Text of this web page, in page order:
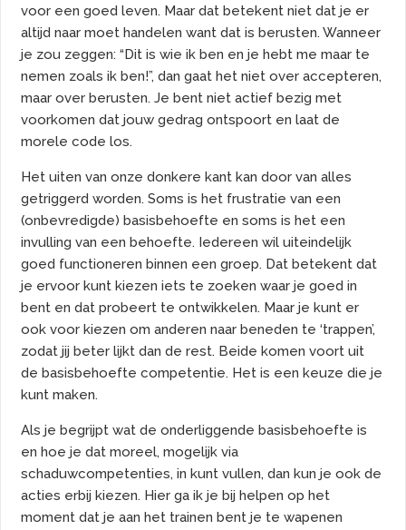
voor een goed leven. Maar dat betekent niet dat je er
altijd naar moet handelen want dat is berusten. Wanneer
je zou zeggen: “Dit is wie ik ben en je hebt me maar te
nemen zoals ik ben!”, dan gaat het niet over accepteren,
maar over berusten. Je bent niet actief bezig met
voorkomen dat jouw gedrag ontspoort en laat de
morele code los.
Het uiten van onze donkere kant kan door van alles
getriggerd worden. Soms is het frustratie van een
(onbevredigde) basisbehoefte en soms is het een
invulling van een behoefte. Iedereen wil uiteindelijk
goed functioneren binnen een groep. Dat betekent dat
je ervoor kunt kiezen iets te zoeken waar je goed in
bent en dat probeert te ontwikkelen. Maar je kunt er
ook voor kiezen om anderen naar beneden te ‘trappen’,
zodat jij beter lijkt dan de rest. Beide komen voort uit
de basisbehoefte competentie. Het is een keuze die je
kunt maken.
Als je begrijpt wat de onderliggende basisbehoefte is
en hoe je dat moreel, mogelijk via
schaduwcompetenties, in kunt vullen, dan kun je ook de
acties erbij kiezen. Hier ga ik je bij helpen op het
moment dat je aan het trainen bent je te wapenen